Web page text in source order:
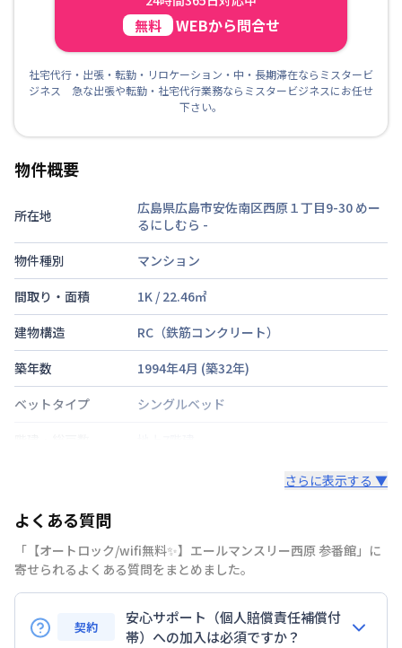
無料 WEBから問合せ
社宅代行・出張・転勤・リロケーション・中・長期滞在ならミスタービ
ジネス 急な出張や転勤・社宅代行業務ならミスタービジネスにお任せ
下さい。
物件概要
所在地
広島県広島市安佐南区西原１丁目9-30 めー
るにしむら -
物件種別
マンション
間取り・面積
1K / 22.46㎡
建物構造
RC（鉄筋コンクリート）
築年数
1994年4月 (築32年)
ベットタイプ
シングルベッド
部屋の向き
禁煙・喫煙
交通
定員
2 名
さらに表示する ▼
よくある質問
「【オートロック/wifi無料✨】エールマンスリー西原 参番館」に
寄せられるよくある質問をまとめました。
契約
安心サポート（個人賠償責任補償付
帯）への加入は必須ですか？